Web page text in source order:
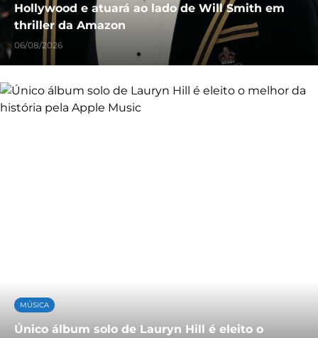
Hollywood e atuará ao lado de Will Smith em
thriller da Amazon
06/08/2026
MÚSICA
Único álbum solo de Lauryn Hill é eleito o